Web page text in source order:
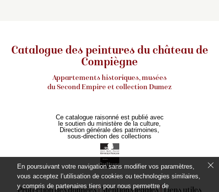
Catalogue des peintures du château de
Compiègne
Appartements historiques, musées
du Second Empire et collection Dumez
Ce catalogue raisonné est publié avec
le soutien du ministère de la culture,
Direction générale des patrimoines,
sous-direction des collections
En poursuivant votre navigation sans modifier vos paramètres,
vous acceptez l’utilisation de cookies ou technologies similaires,
y compris de partenaires tiers pour nous permettre de